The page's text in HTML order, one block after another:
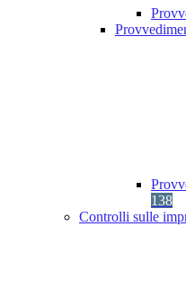
138
Controlli sulle